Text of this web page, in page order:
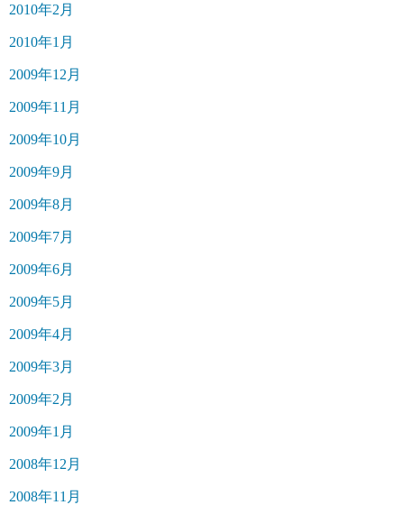
2010年2月
2010年1月
2009年12月
2009年11月
2009年10月
2009年9月
2009年8月
2009年7月
2009年6月
2009年5月
2009年4月
2009年3月
2009年2月
2009年1月
2008年12月
2008年11月